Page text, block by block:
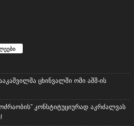
ცხინვალში ომი აშშ-ის
კონსტიტუციურად აკრძალვას